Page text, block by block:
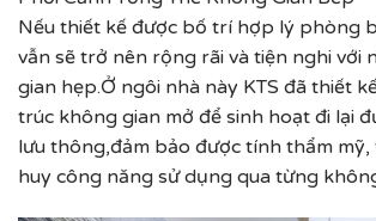
Nếu thiết kế được bố trí hợp lý phòng
vẫn sẽ trở nên rộng rãi và tiện nghi với
gian hẹp.Ở ngôi nhà này KTS đã thiết
trúc không gian mở để sinh hoạt đi lại
lưu thông,đảm bảo được tính thẩm
huy công năng sử dụng qua từng